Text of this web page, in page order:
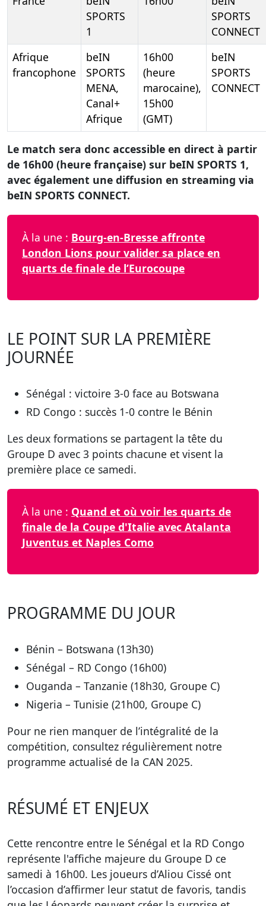
SPORTS
1
SPORTS
CONNECT
Afrique
francophone
beIN
SPORTS
MENA,
Canal+
Afrique
16h00
(heure
marocaine),
15h00
(GMT)
beIN
SPORTS
CONNECT
Le match sera donc accessible en direct à partir
de 16h00 (heure française) sur beIN SPORTS 1,
avec également une diffusion en streaming via
beIN SPORTS CONNECT.
À la une : Bourg-en-Bresse affronte
London Lions pour valider sa place en
quarts de finale de l’Eurocoupe
LE POINT SUR LA PREMIÈRE
JOURNÉE
Sénégal : victoire 3-0 face au Botswana
RD Congo : succès 1-0 contre le Bénin
Les deux formations se partagent la tête du
Groupe D avec 3 points chacune et visent la
première place ce samedi.
À la une : Quand et où voir les quarts de
finale de la Coupe d'Italie avec Atalanta
Juventus et Naples Como
PROGRAMME DU JOUR
Bénin – Botswana (13h30)
Sénégal – RD Congo (16h00)
Ouganda – Tanzanie (18h30, Groupe C)
Nigeria – Tunisie (21h00, Groupe C)
Pour ne rien manquer de l’intégralité de la
compétition, consultez régulièrement notre
programme actualisé de la CAN 2025.
RÉSUMÉ ET ENJEUX
Cette rencontre entre le Sénégal et la RD Congo
représente l'affiche majeure du Groupe D ce
samedi à 16h00. Les joueurs d’Aliou Cissé ont
l’occasion d’affirmer leur statut de favoris, tandis